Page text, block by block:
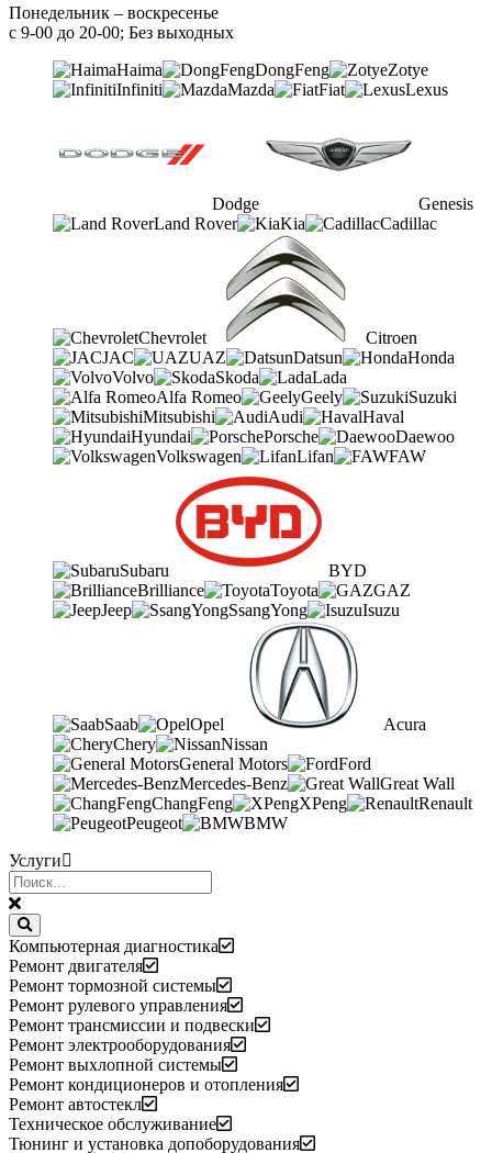
Понедельник – воскресенье
с 9-00 до 20-00; Без выходных
Haima
DongFeng
Zotye
Infiniti
Mazda Fiat Lexus
Dodge
Genesis
Land Rover
Kia Cadillac
Chevrolet
Citroen
JAC
UAZ Datsun
Honda
Volvo
Skoda
Lada
Alfa Romeo
Geely
Suzuki
Mitsubishi
Audi
Haval
Hyundai
Porsche
Daewoo
Volkswagen
Lifan FAW
Subaru
BYD
Brilliance
Toyota
GAZ
Jeep
SsangYong Isuzu
Saab Opel
Acura
Chery
Nissan
General Motors
Ford
Mercedes-Benz
Great Wall
ChangFeng
XPeng
Renault
Peugeot
BMW
Услуги
Компьютерная диагностика
Ремонт двигателя
Ремонт тормозной системы
Ремонт рулевого управления
Ремонт трансмиссии и подвески
Ремонт электрооборудования
Ремонт выхлопной системы
Ремонт кондиционеров и отопления
Ремонт автостекл
Техническое обслуживание
Тюнинг и установка допоборудования